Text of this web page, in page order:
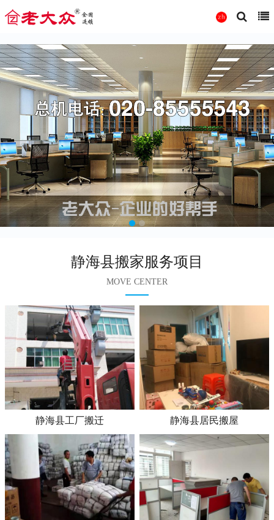
静海县搬家服务项目
MOVE CENTER
静海县工厂搬迁 静海县居民搬屋